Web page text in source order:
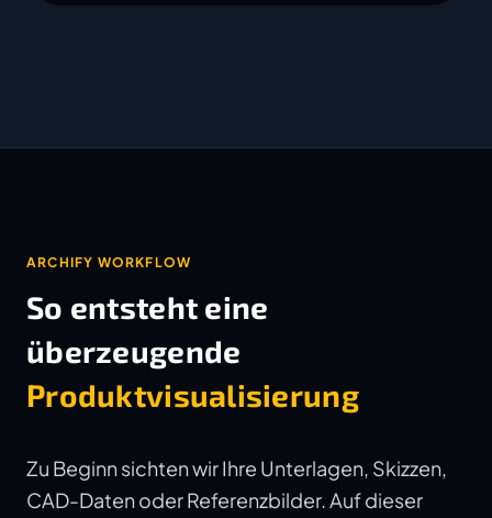
ARCHIFY WORKFLOW
So entsteht eine
überzeugende
Produktvisualisierung
Zu Beginn sichten wir Ihre Unterlagen, Skizzen,
CAD-Daten oder Referenzbilder. Auf dieser